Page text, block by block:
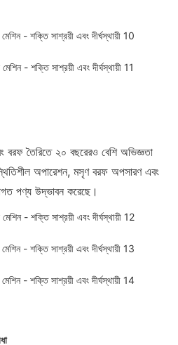
বরফ তৈরিতে ২০ বছরেরও বেশি অভিজ্ঞতা
অপারেশন, মসৃণ বরফ অপসারণ এবং
পণ্য উদ্ভাবন করেছে।